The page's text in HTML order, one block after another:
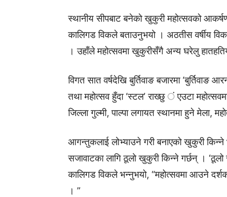
स्थानीय सीपबाट बनेको खुकुरी महोत्सवको
कालिगड विकले बताउनुभयो । अठतीस वर्षीय
। उहाँले महोत्सवमा खुकुरीसँगै अन्य घरेलु
विगत सात वर्षदेखि बुर्तिवाङ बजारमा
तथा महोत्सव हुँदा ‘स्टल’ राख्छु ं एउटा
जिल्ला गुल्मी, पाल्पा लगायत स्थानमा हुने मेला,
आगन्तुकलाई लोभ्याउने गरी बनाएको खुकुरी
सजावाटका लागि ठूलो खुकुरी किन्ने गर्छन् । ‘ठूलो
कालिगड विकले भन्नुभयो, “महोत्सवमा आउने
। ”